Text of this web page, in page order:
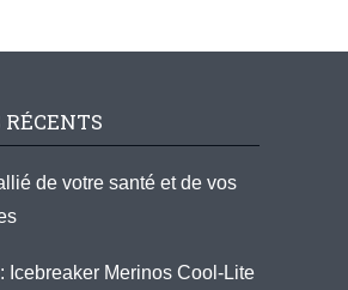
de votre santé et de vos
Icebreaker Merinos Cool-Lite